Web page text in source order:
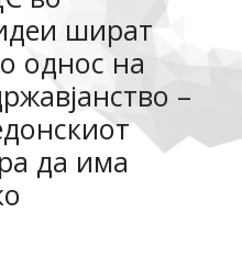
шират
однос на
–
да има